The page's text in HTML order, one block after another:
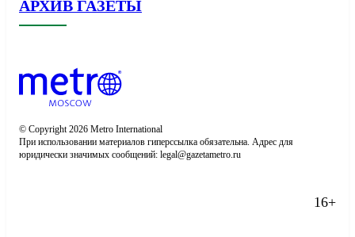
АРХИВ ГАЗЕТЫ
© Copyright 2026 Metro International
При использовании материалов гиперссылка обязательна. Адрес для
юридически значимых сообщений:
16+